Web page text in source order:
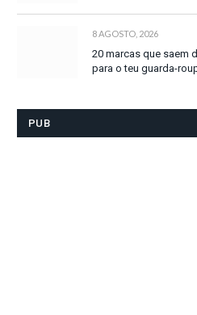
8 AGOSTO, 2026
20 marcas que saem
para o teu guarda-
PUB